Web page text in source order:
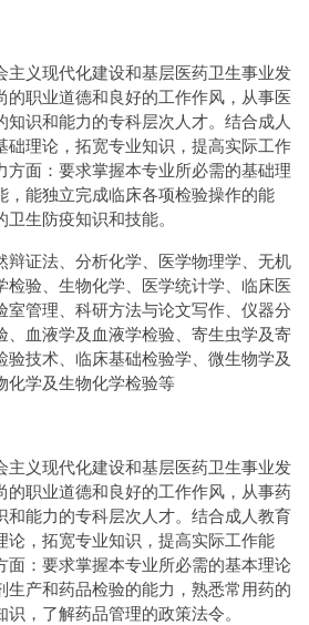
主义现代化建设和基层医药卫生事业发
的职业道德和良好的工作作风，从事医
识和能力的专科层次人才。结合成人
础理论，拓宽专业知识，提高实际工作
方面：要求掌握本专业所必需的基础理
，能独立完成临床各项检验操作的能
生防疫知识和技能。
辩证法、分析化学、医学物理学、无机
检验、生物化学、医学统计学、临床医
室管理、科研方法与论文写作、仪器分
、血液学及血液学检验、寄生虫学及寄
技术、临床基础检验学、微生物学及
化学及生物化学检验等
主义现代化建设和基层医药卫生事业发
的职业道德和良好的工作作风，从事药
和能力的专科层次人才。结合成人教育
论，拓宽专业知识，提高实际工作能
面：要求掌握本专业所必需的基本理论
生产和药品检验的能力，熟悉常用药的
，了解药品管理的政策法令。